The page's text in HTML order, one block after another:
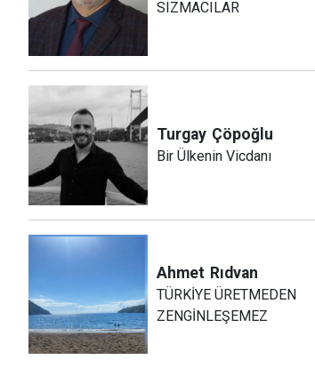
SIZMACILAR
Turgay Çöpoğlu
Bir Ülkenin Vicdanı
Ahmet Rıdvan
TÜRKİYE ÜRETMEDEN
ZENGİNLEŞEMEZ